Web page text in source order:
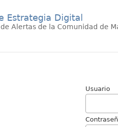
Estrategia Digital
Alertas de la Comunidad de
Usuario